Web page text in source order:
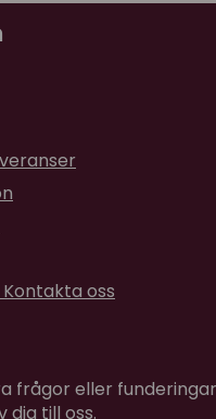
oss
frågor eller
dig till oss.